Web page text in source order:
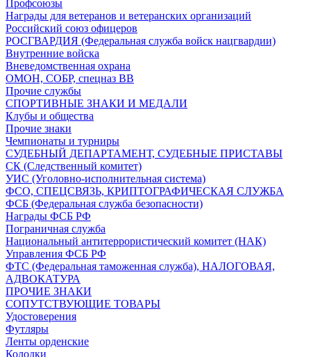
Профсоюзы
Награды для ветеранов и ветеранских организаций
Российский союз офицеров
РОСГВАРДИЯ (Федеральная служба войск нацгвардии)
Внутренние войска
Вневедомственная охрана
ОМОН, СОБР, спецназ ВВ
Прочие службы
СПОРТИВНЫЕ ЗНАКИ И МЕДАЛИ
Клубы и общества
Прочие знаки
Чемпионаты и турниры
СУДЕБНЫЙ ДЕПАРТАМЕНТ, СУДЕБНЫЕ ПРИСТАВЫ
СК (Следственный комитет)
УИС (Уголовно-исполнительная система)
ФСО, СПЕЦСВЯЗЬ, КРИПТОГРАФИЧЕСКАЯ СЛУЖБА
ФСБ (Федеральная служба безопасности)
Награды ФСБ РФ
Пограничная служба
Национальный антитеррористический комитет (НАК)
Управления ФСБ РФ
ФТС (Федеральная таможенная служба), НАЛОГОВАЯ,
АДВОКАТУРА
ПРОЧИЕ ЗНАКИ
СОПУТСТВУЮЩИЕ ТОВАРЫ
Удостоверения
Футляры
Ленты орденские
Колодки